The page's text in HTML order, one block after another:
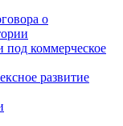
о
под коммерческое
развитие